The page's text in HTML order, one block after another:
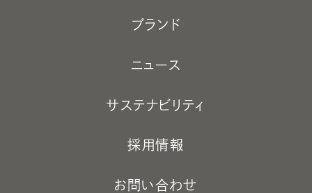
ブランド
ニュース
サステナビリティ
採用情報
お問い合わせ